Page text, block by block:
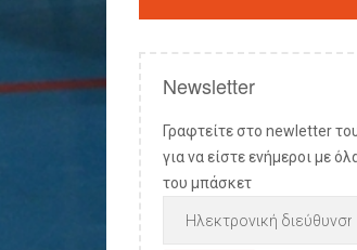
Newsletter
Γραφτείτε στο newletter
για να είστε ενήμεροι με
του μπάσκετ